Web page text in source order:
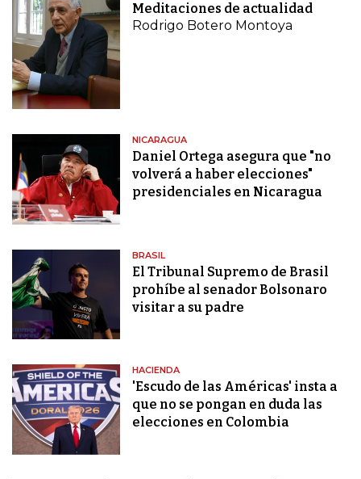
Meditaciones de actualidad
Rodrigo Botero Montoya
NICARAGUA
Daniel Ortega asegura que "no
volverá a haber elecciones"
presidenciales en Nicaragua
BRASIL
El Tribunal Supremo de Brasil
prohíbe al senador Bolsonaro
visitar a su padre
HACIENDA
'Escudo de las Américas' insta a
que no se pongan en duda las
elecciones en Colombia